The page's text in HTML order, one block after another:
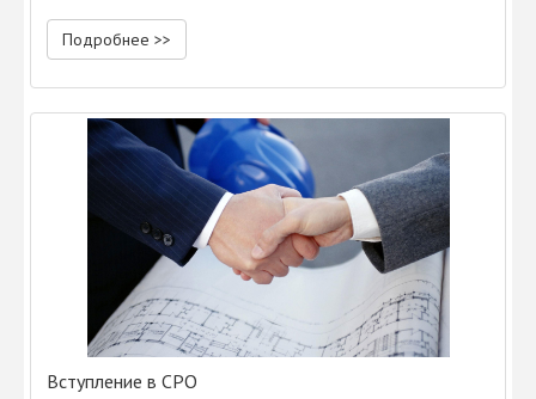
Подробнее >>
Вступление в СРО